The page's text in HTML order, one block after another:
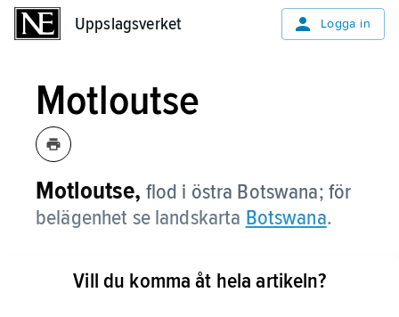
Uppslagsverket Logga in
Motloutse
Motloutse, flod i östra Botswana; för
belägenhet se landskarta Botswana.
Vill du komma åt hela artikeln?